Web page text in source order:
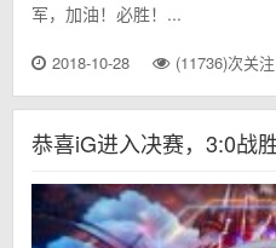
军，加油！必胜！...
2018-10-28 (11736)次关注